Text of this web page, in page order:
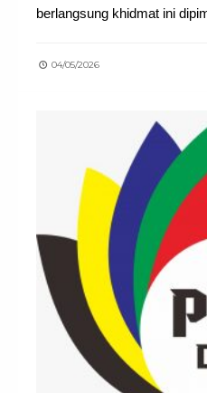
berlangsung khidmat ini
04/05/2026